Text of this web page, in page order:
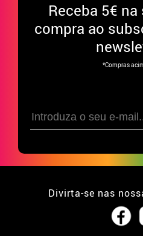
Receba 5€ na
compra ao
*Compras
Divirta-se nas